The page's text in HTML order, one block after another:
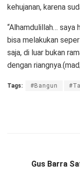
kehujanan, karena
“Alhamdulillah… saya
bisa melakukan
saja, di luar bukan
dengan
Tags: #Bangun
Gus Barra